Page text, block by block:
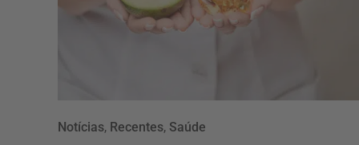
Notícias, Recentes, Saúde